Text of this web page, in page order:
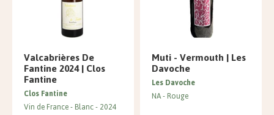
Valcabrières De
Fantine 2024 | Clos
Fantine
Clos Fantine
Vin de France Blanc 2024
Muti - Vermouth | Les
Davoche
Les Davoche
NA Rouge